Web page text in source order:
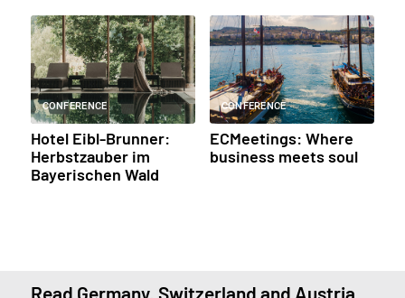
CONFERENCE
Hotel Eibl-Brunner:
Herbstzauber im
Bayerischen Wald
CONFERENCE
ECMeetings: Where
business meets soul
Read Germany, Switzerland and Austria